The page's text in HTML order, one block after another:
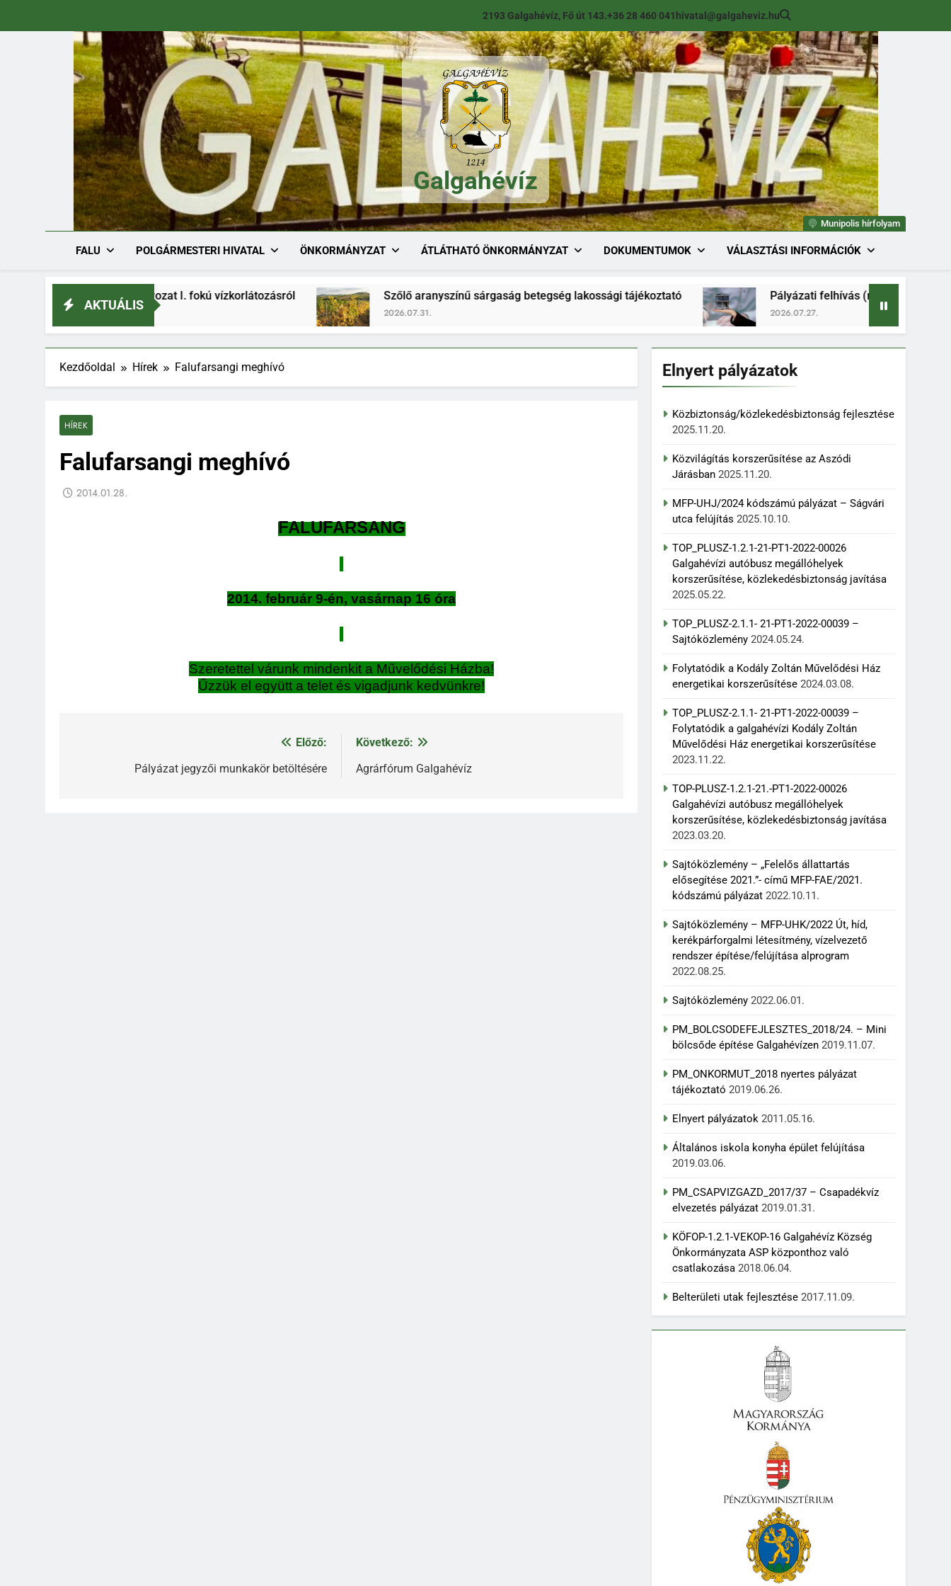
2193 Galgahévíz, Fő út 143.+36 28 460 041 hivatal@galgaheviz.hu
Galgahévíz
Galgahévíz
Munipolis hírfolyam
FALU POLGÁRMESTERI HIVATAL ÖNKORMÁNYZAT ÁTLÁTHATÓ ÖNKORMÁNYZAT DOKUMENTUMOK VÁLASZTÁSI INFORMÁCIÓK
AKTUÁLIS
1536-1/2026. határozat I. fokú vízkorlátozásról Szőlő aranyszínű sárgaság betegség lakossági tájékoztató
2026.07.31.
Pályázati felhívás (módosított) ingatlan
2026.07.27.
Kezdőoldal Hírek Falufarsangi meghívó
HÍREK
Falufarsangi meghívó
2014.01.28.
FALUFARSANG
2014. február 9-én, vasárnap 16 óra
Szeretettel várunk mindenkit a Művelődési Házba!
Űzzük el együtt a telet és vigadjunk kedvünkre!
navigáció
Előző:
Pályázat jegyzői munkakör betöltésére
Következő:
Agrárfórum Galgahévíz
Elnyert pályázatok
Közbiztonság/közlekedésbiztonság fejlesztése
2025.11.20.
Közvilágítás korszerűsítése az Aszódi
Járásban 2025.11.20.
MFP-UHJ/2024 kódszámú pályázat – Ságvári
utca felújítás 2025.10.10.
TOP_PLUSZ-1.2.1-21-PT1-2022-00026
Galgahévízi autóbusz megállóhelyek
korszerűsítése, közlekedésbiztonság javítása
2025.05.22.
TOP_PLUSZ-2.1.1- 21-PT1-2022-00039 –
Sajtóközlemény 2024.05.24.
Folytatódik a Kodály Zoltán Művelődési Ház
energetikai korszerűsítése 2024.03.08.
TOP_PLUSZ-2.1.1- 21-PT1-2022-00039 –
Folytatódik a galgahévízi Kodály Zoltán
Művelődési Ház energetikai korszerűsítése
2023.11.22.
TOP-PLUSZ-1.2.1-21.-PT1-2022-00026
Galgahévízi autóbusz megállóhelyek
korszerűsítése, közlekedésbiztonság javítása
2023.03.20.
Sajtóközlemény – „Felelős állattartás
elősegítése 2021.”- című MFP-FAE/2021.
kódszámú pályázat 2022.10.11.
Sajtóközlemény – MFP-UHK/2022 Út, híd,
kerékpárforgalmi létesítmény, vízelvezető
rendszer építése/felújítása alprogram
2022.08.25.
Sajtóközlemény 2022.06.01.
PM_BOLCSODEFEJLESZTES_2018/24. – Mini
bölcsőde építése Galgahévízen 2019.11.07.
PM_ONKORMUT_2018 nyertes pályázat
tájékoztató 2019.06.26.
Elnyert pályázatok 2011.05.16.
Általános iskola konyha épület felújítása
2019.03.06.
PM_CSAPVIZGAZD_2017/37 – Csapadékvíz
elvezetés pályázat 2019.01.31.
KÖFOP-1.2.1-VEKOP-16 Galgahévíz Község
Önkormányzata ASP központhoz való
csatlakozása 2018.06.04.
Belterületi utak fejlesztése 2017.11.09.